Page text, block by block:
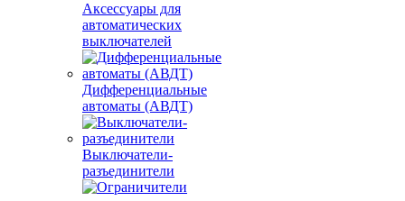
Аксессуары для
автоматических
выключателей
Дифференциальные
автоматы (АВДТ)
Выключатели-
разъединители